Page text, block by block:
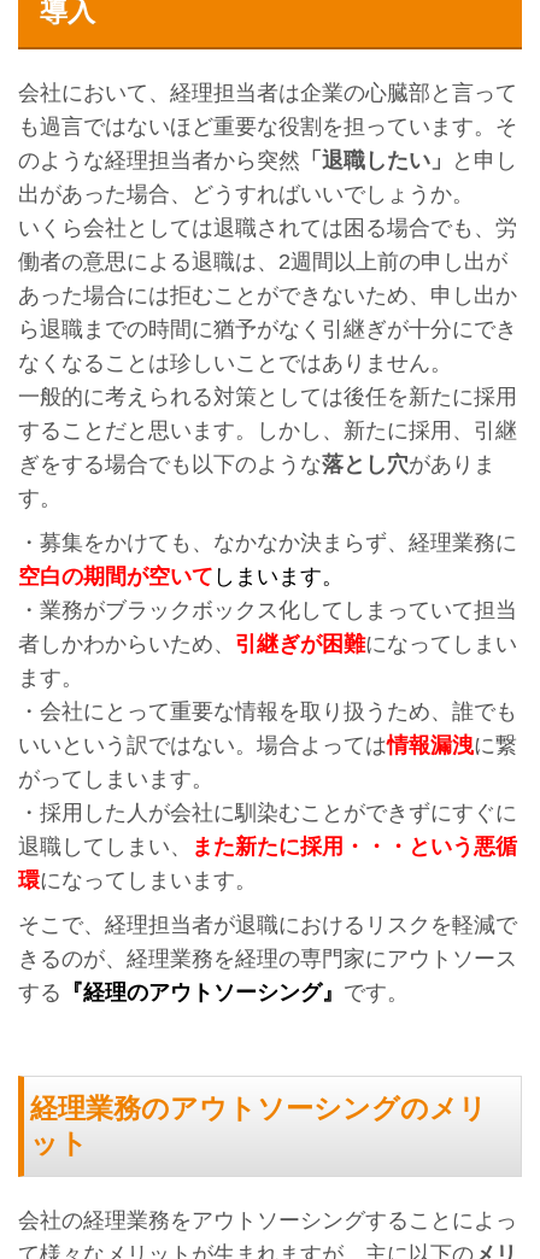
導入
会社において、経理担当者は企業の心臓部と言って
も過言ではないほど重要な役割を担っています。そ
のような経理担当者から突然 「退職したい」
と申し
出があった場合、どうすればいいでしょうか。
いくら会社としては退職されては困る場合でも、労
働者の意思による退職は、2週間以上前の申し出が
あった場合には拒むことができないため、申し出か
ら退職までの時間に猶予がなく引継ぎが十分にでき
なくなることは珍しいことではありません。
一般的に考えられる対策としては後任を新たに採用
することだと思います。しかし、新たに採用、引継
ぎをする場合でも以下のような落とし穴がありま
す。
・募集をかけても、なかなか決まらず、経理業務に
空白の期間が空いて しまいます。
・業務がブラックボックス化してしまっていて担当
者しかわからいため、 引継ぎが困難になってしまい
ます。
・会社にとって重要な情報を取り扱うため、誰でも
いいという訳ではない。場合よっては情報漏洩に繋
がってしまいます。
・採用した人が会社に馴染むことができずにすぐに
退職してしまい、
また新たに採用・・・という悪循
環になってしまいます。
そこで、経理担当者が退職におけるリスクを軽減で
きるのが、経理業務を経理の専門家にアウトソース
する 『経理のアウトソーシング』 です。
経理業務のアウトソーシングのメリ
ット
会社の経理業務をアウトソーシングすることによっ